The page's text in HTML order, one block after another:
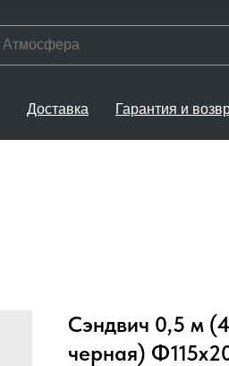
Доставка Гарантия и
Сэндвич 0,5 м
черная)